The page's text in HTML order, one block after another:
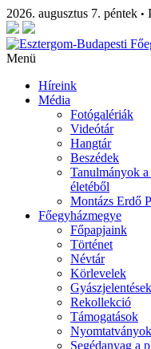
2026. augusztus 7. péntek •
Menü
Híreink
Média
Fotógalériák
Videótár
Hangtár
Beszédek
Tanulmányok a
életéből
Montázs Erdő
Főegyházmegye
Főpapjaink
Történet
Névtár
Körlevelek
Gyászjelentések
Rekollekció
Támogatások
Nyomtatványok
Segédanyag a